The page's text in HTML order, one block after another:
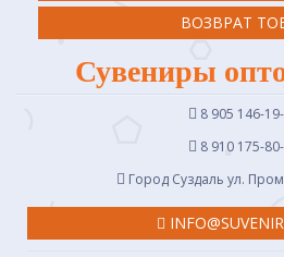
ВОЗВРАТ
Сувениры
8 905 146-
8 910 175-
Город Суздаль ул.